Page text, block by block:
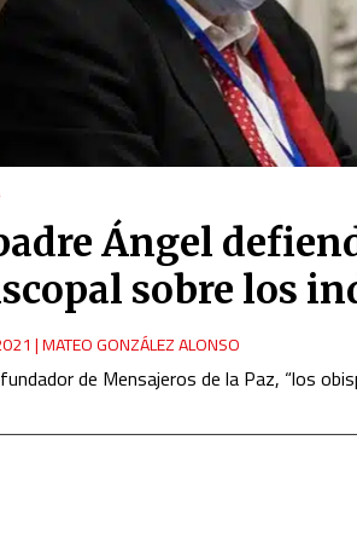
Ángel
sobre los
|MATEO GONZÁLEZ ALONSO
de Mensajeros de la Paz, “los